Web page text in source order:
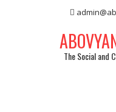
The Social and